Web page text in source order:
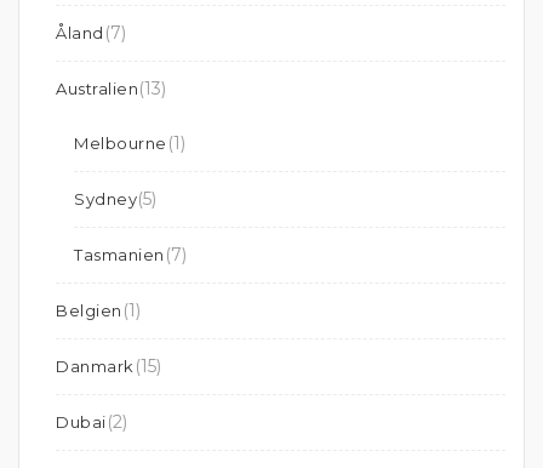
Åland (7)
Australien(13)
Melbourne (1)
Sydney(5)
Tasmanien (7)
Belgien (1)
Danmark (15)
Dubai(2)